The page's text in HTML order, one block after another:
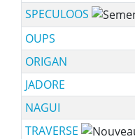
SPECULOOS
OUPS
ORIGAN
JADORE
NAGUI
TRAVERSE